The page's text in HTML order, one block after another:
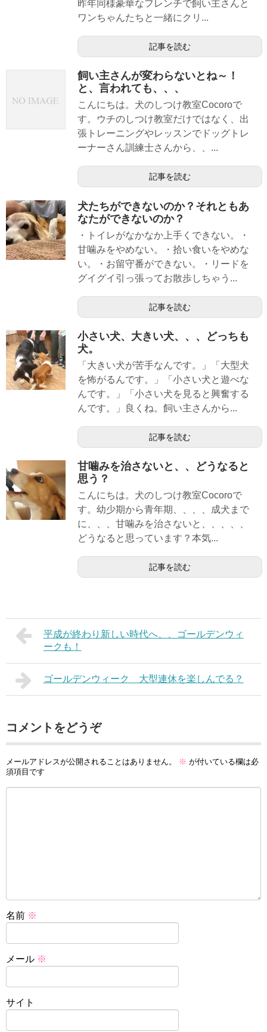
昨年同様豪華なフレンチで飼い主さんと
ワンちゃんたちと一緒にクリ...
記事を読む
飼い主さんが変わらないとね～！
と、言われても、、、
こんにちは。犬のしつけ教室Cocoroで
す。ウチのしつけ教室だけではなく、出
張トレーニングやレッスンでドッグトレ
ーナーさん訓練士さんから、、...
記事を読む
犬たちができないのか？それともあ
なたができないのか？
・トイレがなかなか上手くできない。・
甘噛みをやめない。・拾い食いをやめな
い。・お留守番ができない。・リードを
グイグイ引っ張ってお散歩しちゃう...
記事を読む
小さい犬、大きい犬、、、どっちも
犬。
「大きい犬が苦手なんです。」「大型犬
を怖がるんです。」「小さい犬と遊べな
んです。」「小さい犬を見ると興奮する
んです。」良くね。飼い主さんから...
記事を読む
甘噛みを治さないと、、どうなると
思う？
こんにちは。犬のしつけ教室Cocoroで
す。幼少期から青年期、、、、成犬まで
に、、、甘噛みを治さないと、、、、、
どうなると思っています？本気...
記事を読む
平成が終わり新しい時代へ、、ゴールデンウィ
ークも！
ゴールデンウィーク 大型連休を楽しんでる？
コメントをどうぞ
メールアドレスが公開されることはありません。 ※ が付いている欄は必
須項目です
名前 ※
メール ※
サイト